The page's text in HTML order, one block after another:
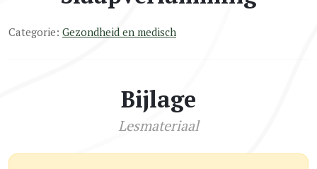
Categorie: Gezondheid en medisch
Bijlage
Lesmateriaal